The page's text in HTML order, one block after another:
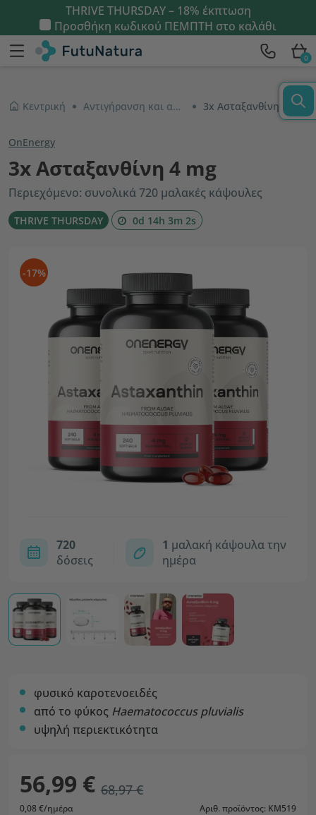
THRIVE THURSDAY – 18% έκπτωση
Προσθήκη κωδικού ΠΕΜΠΤΗ στο καλάθι
0
Κεντρική Αντιγήρανση και αντιοξειδωτικά 3x Ασταξανθίνη 4 mg
OnEnergy
3x Ασταξανθίνη 4 mg
Περιεχόμενο: συνολικά 720 μαλακές κάψουλες
THRIVE THURSDAY 0d 14h 3m 2s
-17%
720
δόσεις
1 μαλακή κάψουλα την
ημέρα
φυσικό καροτενοειδές
από το φύκος Haematococcus pluvialis
υψηλή περιεκτικότητα
56,99 € 68,97 €
0,08 €/ημέρα
Αριθ. προϊόντος: KM519